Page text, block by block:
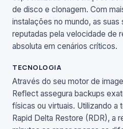
de disco e clonagem. Com
instalações no mundo, as
reputadas pela velocidade de
absoluta em cenários críticos.
TECNOLOGIA
Através do seu motor de
Reflect assegura backups
físicas ou virtuais. Utilizando a
Rapid Delta Restore (RDR), a